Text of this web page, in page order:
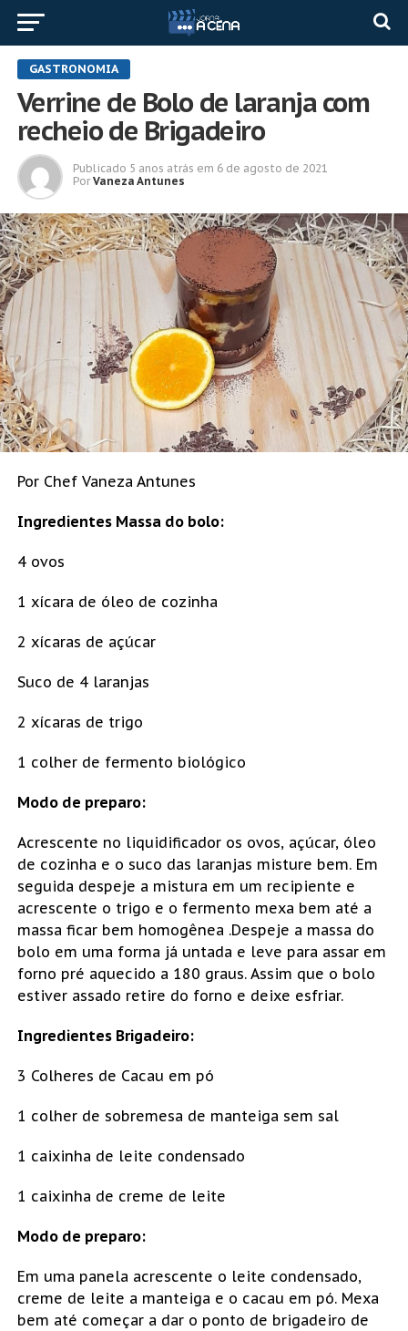
GASTRONOMIA
Verrine de Bolo de laranja com
recheio de Brigadeiro
Publicado 5 anos atrás em 6 de agosto de 2021
Por Vaneza Antunes
Por Chef Vaneza Antunes
Ingredientes Massa do bolo:
4 ovos
1 xícara de óleo de cozinha
2 xícaras de açúcar
Suco de 4 laranjas
2 xícaras de trigo
1 colher de fermento biológico
Modo de preparo:
Acrescente no liquidificador os ovos, açúcar, óleo
de cozinha e o suco das laranjas misture bem. Em
seguida despeje a mistura em um recipiente e
acrescente o trigo e o fermento mexa bem até a
massa ficar bem homogênea .Despeje a massa do
bolo em uma forma já untada e leve para assar em
forno pré aquecido a 180 graus. Assim que o bolo
estiver assado retire do forno e deixe esfriar.
Ingredientes Brigadeiro:
3 Colheres de Cacau em pó
1 colher de sobremesa de manteiga sem sal
1 caixinha de leite condensado
1 caixinha de creme de leite
Modo de preparo:
Em uma panela acrescente o leite condensado,
creme de leite a manteiga e o cacau em pó. Mexa
bem até começar a dar o ponto de brigadeiro de